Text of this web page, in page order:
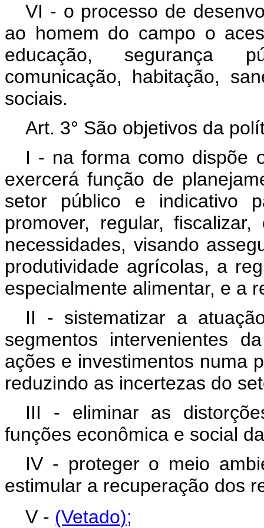
VI - o processo de
ao homem do campo o
educação, segurança
comunicação, habitação,
sociais.
Art. 3° São objetivos da
I - na forma como dispõe
exercerá função de
setor público e indicativo
promover, regular,
necessidades, visando
produtividade agrícolas, a
especialmente alimentar, e a
II - sistematizar a
segmentos intervenientes
ações e investimentos numa
reduzindo as incertezas do
III - eliminar as
funções econômica e social
IV - proteger o meio
estimular a recuperação dos
V - (Vetado);